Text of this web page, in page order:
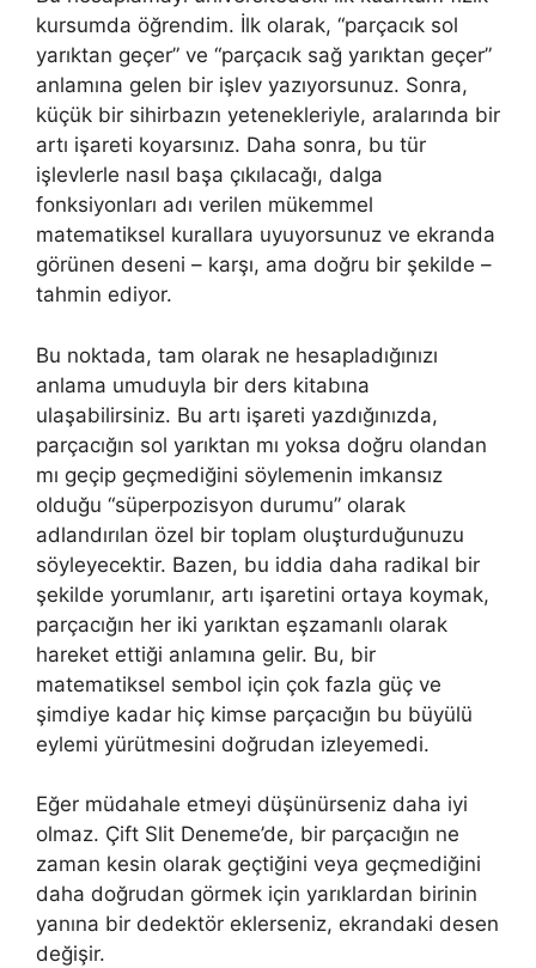
kursumda öğrendim. İlk olarak, “parçacık sol
yarıktan geçer” ve “parçacık sağ yarıktan geçer”
anlamına gelen bir işlev yazıyorsunuz. Sonra,
küçük bir sihirbazın yetenekleriyle, aralarında bir
artı işareti koyarsınız. Daha sonra, bu tür
işlevlerle nasıl başa çıkılacağı, dalga
fonksiyonları adı verilen mükemmel
matematiksel kurallara uyuyorsunuz ve ekranda
görünen deseni – karşı, ama doğru bir şekilde –
tahmin ediyor.
Bu noktada, tam olarak ne hesapladığınızı
anlama umuduyla bir ders kitabına
ulaşabilirsiniz. Bu artı işareti yazdığınızda,
parçacığın sol yarıktan mı yoksa doğru olandan
mı geçip geçmediğini söylemenin imkansız
olduğu “süperpozisyon durumu” olarak
adlandırılan özel bir toplam oluşturduğunuzu
söyleyecektir. Bazen, bu iddia daha radikal bir
şekilde yorumlanır, artı işaretini ortaya koymak,
parçacığın her iki yarıktan eşzamanlı olarak
hareket ettiği anlamına gelir. Bu, bir
matematiksel sembol için çok fazla güç ve
şimdiye kadar hiç kimse parçacığın bu büyülü
eylemi yürütmesini doğrudan izleyemedi.
Eğer müdahale etmeyi düşünürseniz daha iyi
olmaz. Çift Slit Deneme’de, bir parçacığın ne
zaman kesin olarak geçtiğini veya geçmediğini
daha doğrudan görmek için yarıklardan birinin
yanına bir dedektör eklerseniz, ekrandaki desen
değişir.